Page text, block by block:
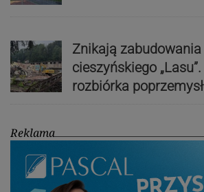
Znikają
cieszyńskiego „Lasu”.
rozbiórka
Reklama